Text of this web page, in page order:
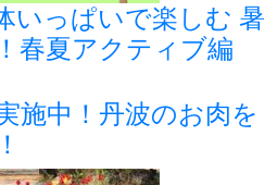
いっぱいで楽しむ 暑
春夏アクティブ編
施中！丹波のお肉を